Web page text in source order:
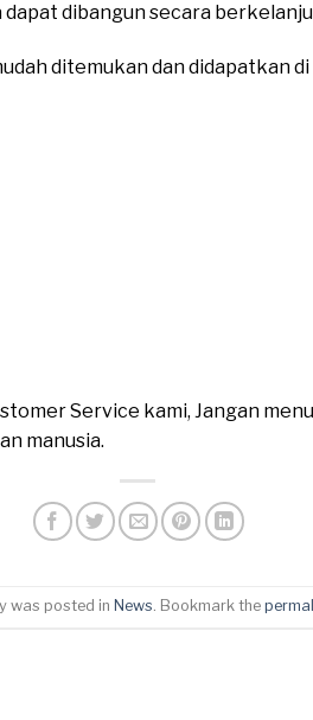
dibangun secara
ditemukan dan didapatkan
Service kami, Jangan
manusia.
was posted in News. Bookmark the